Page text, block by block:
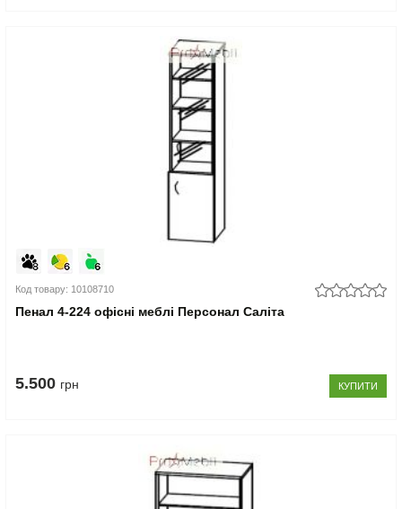
Код товару: 10108710
Пенал 4-224 офісні меблі Персонал Саліта
5.500 грн КУПИТИ